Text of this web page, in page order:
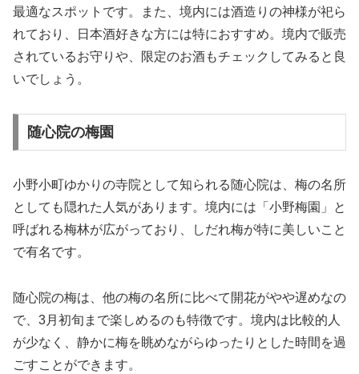
最適なスポットです。また、境内には酒造りの神様が祀ら
れており、日本酒好きな方には特におすすめ。境内で販売
されているお守りや、限定のお酒もチェックしてみると良
いでしょう。
随心院の梅園
小野小町ゆかりの寺院として知られる随心院は、梅の名所
としても隠れた人気があります。境内には「小野梅園」と
呼ばれる梅林が広がっており、しだれ梅が特に美しいこと
で有名です。
随心院の梅は、他の梅の名所に比べて開花がやや遅めなの
で、3月初旬まで楽しめるのも特徴です。境内は比較的人
が少なく、静かに梅を眺めながらゆったりとした時間を過
ごすことができます。